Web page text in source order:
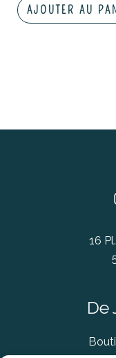
AJOUTER AU
16
De